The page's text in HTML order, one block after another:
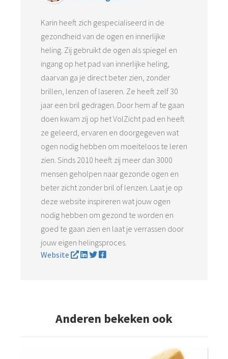
Karin heeft zich gespecialiseerd in de
gezondheid van de ogen en innerlijke
heling. Zij gebruikt de ogen als spiegel en
ingang op het pad van innerlijke heling,
daarvan ga je direct beter zien, zonder
brillen, lenzen of laseren. Ze heeft zelf 30
jaar een bril gedragen. Door hem af te gaan
doen kwam zij op het VolZicht pad en heeft
ze geleerd, ervaren en doorgegeven wat
ogen nodig hebben om moeiteloos te leren
zien. Sinds 2010 heeft zij meer dan 3000
mensen geholpen naar gezonde ogen en
beter zicht zonder bril of lenzen. Laat je op
deze website inspireren wat jouw ogen
nodig hebben om gezond te worden en
goed te gaan zien en laat je verrassen door
jouw eigen helingsproces.
Website
Anderen bekeken ook